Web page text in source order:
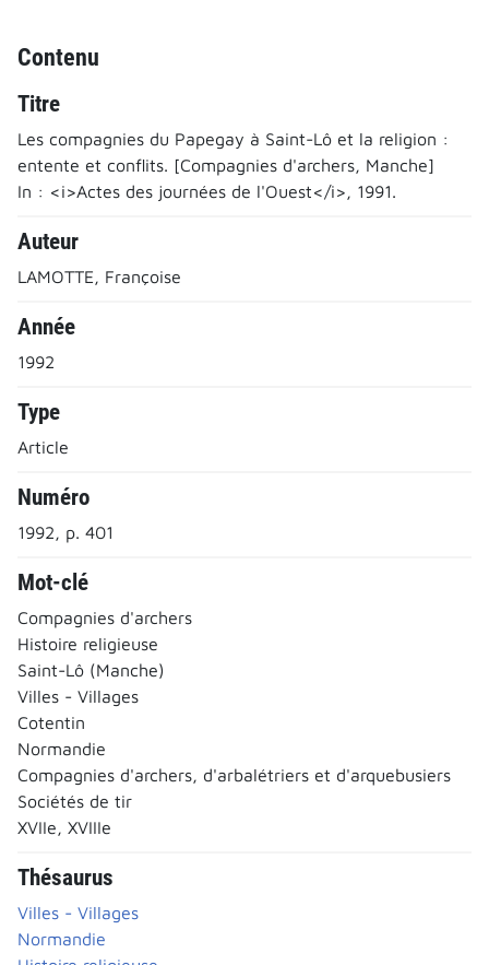
Contenu
Titre
Les compagnies du Papegay à Saint-Lô et la religion :
entente et conflits. [Compagnies d'archers, Manche]
In : <i>Actes des journées de l'Ouest</i>, 1991.
Auteur
LAMOTTE, Françoise
Année
1992
Type
Article
Numéro
1992, p. 401
Mot-clé
Compagnies d'archers
Histoire religieuse
Saint-Lô (Manche)
Villes - Villages
Cotentin
Normandie
Compagnies d'archers, d'arbalétriers et d'arquebusiers
Sociétés de tir
XVIIe, XVIIIe
Thésaurus
Villes - Villages
Normandie